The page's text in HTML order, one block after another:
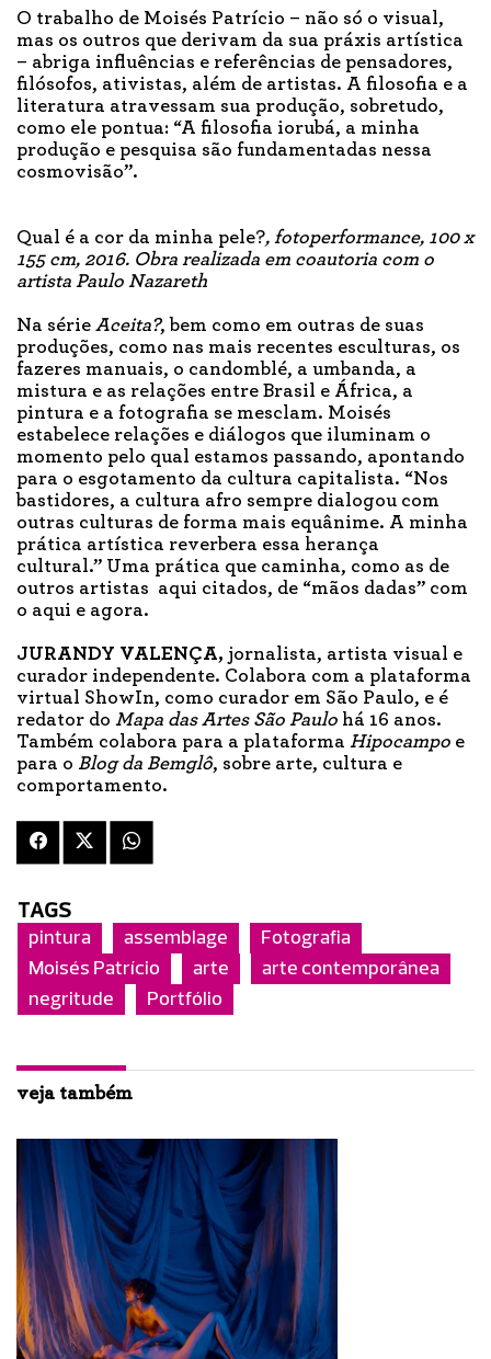
O trabalho de Moisés Patrício – não só o visual,
mas os outros que derivam da sua práxis artística
– abriga influências e referências de pensadores,
filósofos, ativistas, além de artistas. A filosofia e a
literatura atravessam sua produção, sobretudo,
como ele pontua: “A filosofia iorubá, a minha
produção e pesquisa são fundamentadas nessa
cosmovisão”.
Qual é a cor da minha pele?, fotoperformance, 100 x
155 cm, 2016. Obra realizada em coautoria com o
artista Paulo Nazareth
Na série Aceita?, bem como em outras de suas
produções, como nas mais recentes esculturas, os
fazeres manuais, o candomblé, a umbanda, a
mistura e as relações entre Brasil e África, a
pintura e a fotografia se mesclam. Moisés
estabelece relações e diálogos que iluminam o
momento pelo qual estamos passando, apontando
para o esgotamento da cultura capitalista. “Nos
bastidores, a cultura afro sempre dialogou com
outras culturas de forma mais equânime. A minha
prática artística reverbera essa herança
cultural.” Uma prática que caminha, como as de
outros artistas aqui citados, de “mãos dadas” com
o aqui e agora.
JURANDY VALENÇA, jornalista, artista visual e
curador independente. Colabora com a plataforma
virtual ShowIn, como curador em São Paulo, e é
redator do Mapa das Artes São Paulo há 16 anos.
Também colabora para a plataforma Hipocampo e
para o Blog da Bemglô, sobre arte, cultura e
comportamento.
TAGS
pintura assemblage
Fotografia
Moisés Patrício
arte
arte contemporânea
negritude
Portfólio
veja também